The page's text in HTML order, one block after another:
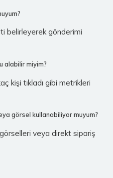
belirleyerek gönderimi
alabilir miyim?
kişi tıkladı gibi metrikleri
görsel kullanabiliyor muyum?
veya direkt sipariş